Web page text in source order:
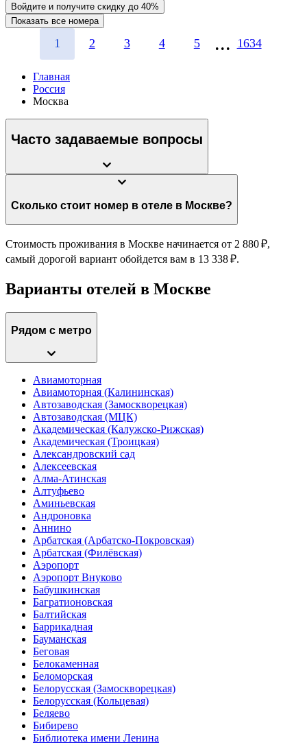
Войдите и получите скидку до 40%
Показать все номера
1 2 3 4 5 1634
Главная
Россия
Москва
Часто задаваемые вопросы
Сколько стоит номер в отеле в Москве?
Стоимость проживания в Москве начинается от 2 880 ₽,
самый дорогой вариант обойдется вам в 13 338 ₽.
Варианты отелей в Москве
Рядом с метро
Авиамоторная
Авиамоторная (Калининская)
Автозаводская (Замоскворецкая)
Автозаводская (МЦК)
Академическая (Калужско-Рижская)
Академическая (Троицкая)
Александровский сад
Алексеевская
Алма-Атинская
Алтуфьево
Аминьевская
Андроновка
Аннино
Арбатская (Арбатско-Покровская)
Арбатская (Филёвская)
Аэропорт
Аэропорт Внуково
Бабушкинская
Багратионовская
Балтийская
Баррикадная
Бауманская
Беговая
Белокаменная
Беломорская
Белорусская (Замоскворецкая)
Белорусская (Кольцевая)
Беляево
Бибирево
Библиотека имени Ленина